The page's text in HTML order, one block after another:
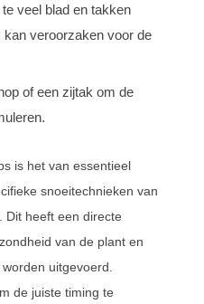
veel blad en takken
veroorzaken voor de
of een zijtak om de
is het van essentieel
snoeitechnieken van
Dit heeft een directe
van de plant en
uitgevoerd.
de juiste timing te